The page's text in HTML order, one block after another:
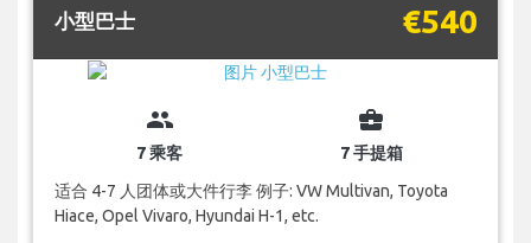
小型巴士 €540
group
7 乘客
business_center
7 手提箱
适合 4-7 人团体或大件行李 例子: VW Multivan, Toyota
Hiace, Opel Vivaro, Hyundai H-1, etc.